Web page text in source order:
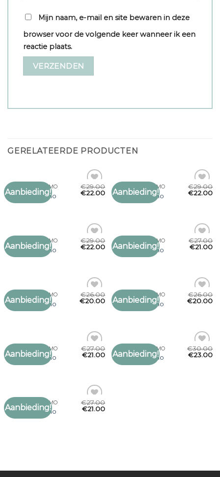
Mijn naam, e-mail en site bewaren in deze
browser voor de volgende keer wanneer ik een
reactie plaats.
GERELATEERDE PRODUCTEN
Aanbieding!
Toevoegen
SJAAL PROFUOMO
sjaal profuomo
€29.00
€22.00 Aanbieding!
Toevoegen
SJAAL PROFUOMO
sjaal profuomo
€29.00
€22.00
Aanbieding!
Toevoegen
SJAAL PROFUOMO
sjaal profuomo
€29.00
€22.00 Aanbieding!
Toevoegen
SJAAL PROFUOMO
sjaal profuomo
€27.00
€21.00
Aanbieding!
Toevoegen
SJAAL PROFUOMO
sjaal profuomo
€26.00
€20.00 Aanbieding!
Toevoegen
SJAAL PROFUOMO
sjaal profuomo
€26.00
€20.00
Aanbieding!
Toevoegen
SJAAL PROFUOMO
sjaal profuomo
€27.00
€21.00 Aanbieding!
Toevoegen
SJAAL PROFUOMO
sjaal profuomo
€30.00
€23.00
Aanbieding!
Toevoegen
SJAAL PROFUOMO
sjaal profuomo
€27.00
€21.00